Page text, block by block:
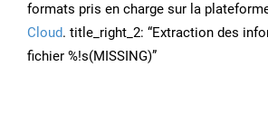
formats pris en charge sur la
Cloud. title_right_2: “Extraction des
fichier %!s(MISSING)”